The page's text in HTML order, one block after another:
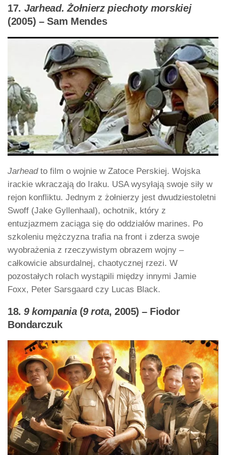
17. Jarhead. Żołnierz piechoty morskiej
(2005) – Sam Mendes
Jarheadto film o wojnie w Zatoce Perskiej. Wojska
irackie wkraczają do Iraku. USA wysyłają swoje siły w
rejon konfliktu. Jednym z żołnierzy jest dwudziestoletni
Swoff (Jake Gyllenhaal), ochotnik, który z
entuzjazmem zaciąga się do oddziałów marines. Po
szkoleniu mężczyzna trafia na front i zderza swoje
wyobrażenia z rzeczywistym obrazem wojny –
całkowicie absurdalnej, chaotycznej rzezi. W
pozostałych rolach wystąpili między innymi Jamie
Foxx, Peter Sarsgaard czy Lucas Black.
18. 9 kompania(9 rota, 2005) – Fiodor
Bondarczuk